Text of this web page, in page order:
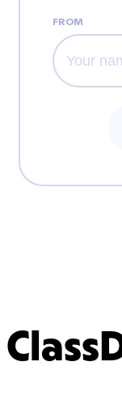
FROM